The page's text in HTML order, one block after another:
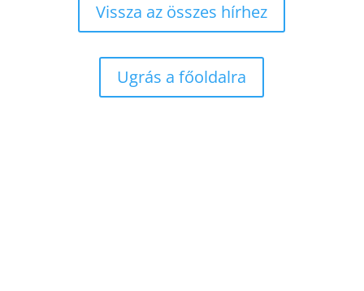
Vissza az összes hírhez
Ugrás a főoldalra